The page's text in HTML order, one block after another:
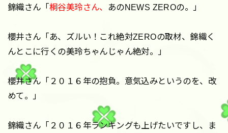
錦織さん「桐谷美玲さん、 あのNEWS ZEROの。」
櫻井さん「あ、ズルい！これ絶対ZEROの取材、錦織く
んとこに行くの美玲ちゃんじゃん絶対。」
櫻井さん「２０１６年の抱負。意気込みというのを、改
めて。」
錦織さん「２０１６年ランキングも上げたいですし、ま